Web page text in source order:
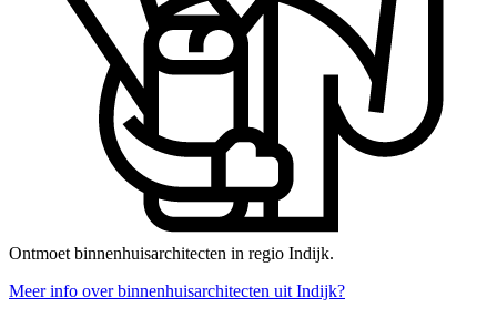
Ontmoet binnenhuisarchitecten in regio Indijk.
Meer info over binnenhuisarchitecten uit Indijk?